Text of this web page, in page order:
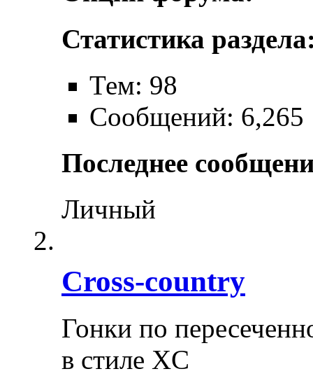
Статистика
Тем: 98
Сообщений: 6,265
Последнее
Личный
Cross-сountry
Гонки по
в стиле XC